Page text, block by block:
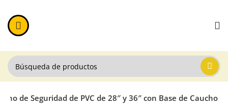
de Seguridad de PVC de 28″ y 36″ con Base de Caucho